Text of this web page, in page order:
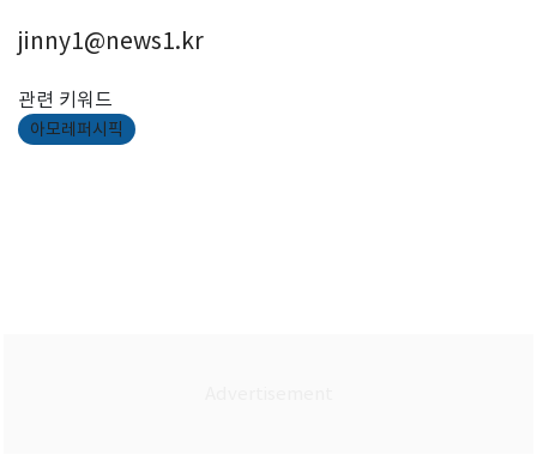
jinny1@news1.kr
관련 키워드
아모레퍼시픽